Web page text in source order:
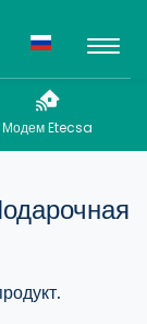
Модем Etecsa